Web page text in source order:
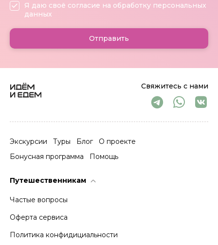
Свяжитесь с нами
Экскурсии Туры Блог
О проекте
Бонусная программа
Помощь
Путешественникам
Частые вопросы
Оферта сервиса
Политика конфидициальности
Я даю своё согласие на обработку персональных
данных
Отправить